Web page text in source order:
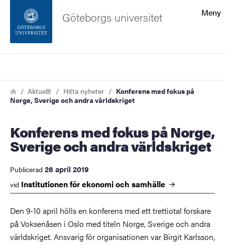
Sidfoten
Om webbplatsen
Meny
Göteborgs universitet
Länkstig
HemAktuellt Hitta nyheter
Konferens med fokus på
Norge, Sverige och andra världskriget
Konferens med fokus på Norge,
Sverige och andra världskriget
Publicerad 26 april 2019
vid Institutionen för ekonomi och samhälle
Den 9-10 april hölls en konferens med ett trettiotal forskare
på Voksenåsen i Oslo med titeln Norge, Sverige och andra
världskriget. Ansvarig för organisationen var Birgit Karlsson,